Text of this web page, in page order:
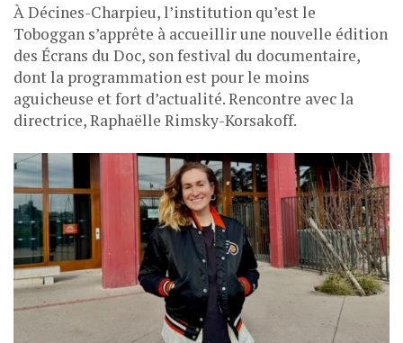
À Décines-Charpieu, l’institution qu’est le
Toboggan s’apprête à accueillir une nouvelle édition
des Écrans du Doc, son festival du documentaire,
dont la programmation est pour le moins
aguicheuse et fort d’actualité. Rencontre avec la
directrice, Raphaëlle Rimsky-Korsakoff.